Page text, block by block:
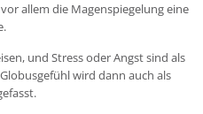
allem die Magenspiegelung eine
und Stress oder Angst sind als
wird dann auch als